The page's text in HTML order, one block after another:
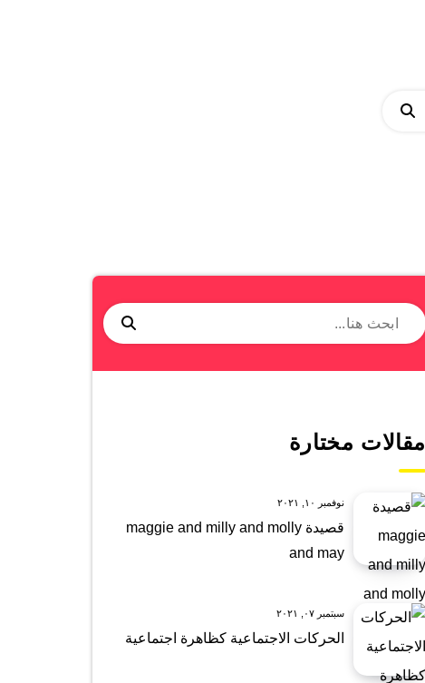
مقالات مختارة
نوفمبر ١٠, ٢٠٢١
قصيدة maggie and milly and molly
and may
سبتمبر ٠٧, ٢٠٢١
الحركات الاجتماعية كظاهرة اجتماعية